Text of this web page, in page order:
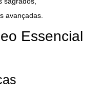
avançadas.
Essencial